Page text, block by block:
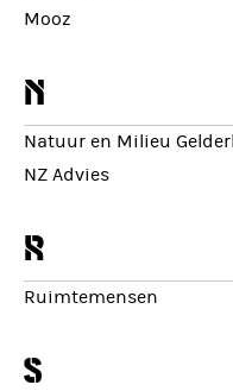
Mooz
n
Natuur en Milieu
NZ Advies
r
Ruimtemensen
s